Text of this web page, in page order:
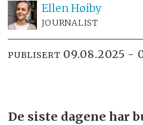
EllenHøiby
JOURNALIST
PUBLISERT 09.08.2025 -
De siste dagene har